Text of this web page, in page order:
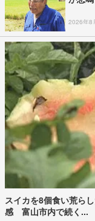
2026年8
スイカを8個食い荒ら
感 富山市内で続く...